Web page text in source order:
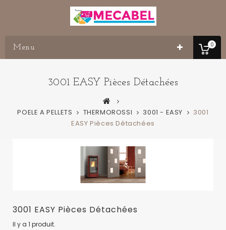
0
Menu
3001 EASY Pièces Détachées
POELE A PELLETS THERMOROSSI 3001 - EASY
3001
EASY Pièces Détachées
3001 EASY Pièces Détachées
Il y a 1 produit.